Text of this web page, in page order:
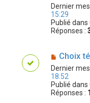
Dernier
15:29
Publié dans
Réponses :
Choix
Dernier
18:52
Publié dans
Réponses : 1